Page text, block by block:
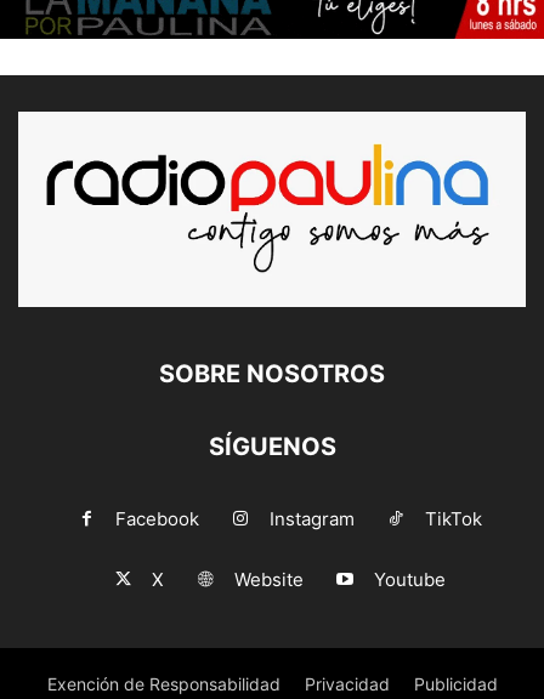
SOBRE NOSOTROS
SÍGUENOS
Facebook Instagram TikTok
X Website Youtube
Exención de Responsabilidad Privacidad Publicidad